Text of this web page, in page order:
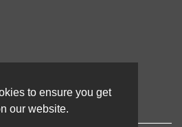
to ensure you get
our website.